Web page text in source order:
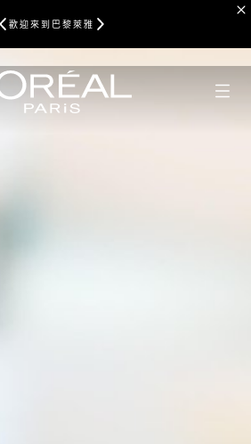
歡迎來到巴黎萊雅